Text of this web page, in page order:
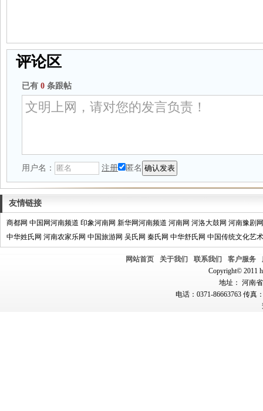
评论区
已有 0 条跟帖
用户名： 注册 匿名
友情链接
商都网 中国网河南频道 印象河南网 新华网河南频道 河南网 河洛大鼓网 河南豫剧网
中华姓氏网 河南农家乐网 中国旅游网 吴氏网 秦氏网 中华舒氏网 中国传统文化艺
网站首页 关于我们 联系我们 客户服务
Copyright© 2011
地址： 河南
电话：0371-86663763 传真